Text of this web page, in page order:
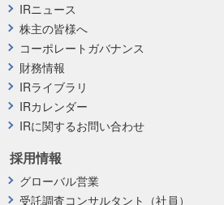
採用情報
グローバル営業
受託調査コンサルタント（社員）
IRニュース
株主の皆様へ
コーポレートガバナンス
財務情報
IRライブラリ
IRカレンダー
IRに関するお問い合わせ